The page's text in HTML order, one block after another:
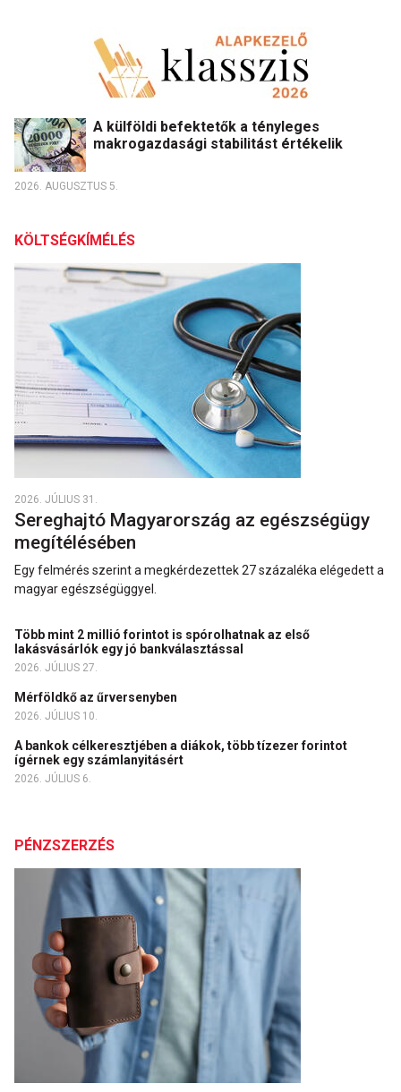
A külföldi befektetők a tényleges
makrogazdasági stabilitást értékelik
2026. AUGUSZTUS 5.
KÖLTSÉGKÍMÉLÉS
2026. JÚLIUS 31.
Sereghajtó Magyarország az egészségügy
megítélésében
Egy felmérés szerint a megkérdezettek 27 százaléka elégedett a
magyar egészségüggyel.
Több mint 2 millió forintot is spórolhatnak az első
lakásvásárlók egy jó bankválasztással
2026. JÚLIUS 27.
Mérföldkő az űrversenyben
2026. JÚLIUS 10.
A bankok célkeresztjében a diákok, több tízezer forintot
ígérnek egy számlanyitásért
2026. JÚLIUS 6.
PÉNZSZERZÉS